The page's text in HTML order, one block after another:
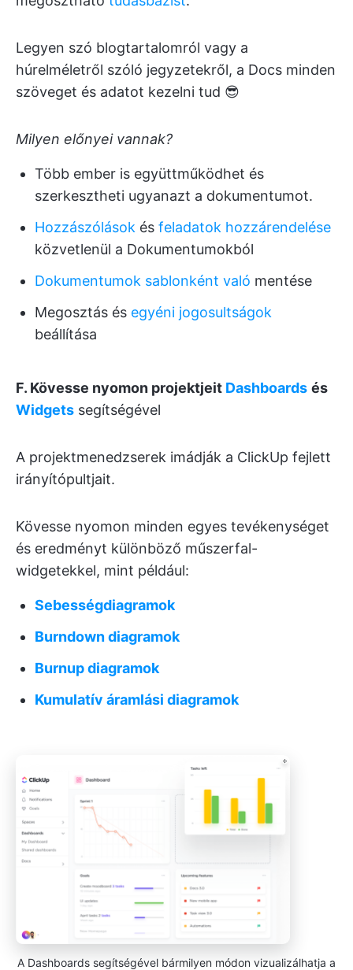
Legyen szó blogtartalomról vagy a
húrelméletről szóló jegyzetekről, a Docs minden
szöveget és adatot kezelni tud 😎
Milyen előnyei vannak?
Több ember is együttműködhet és
szerkesztheti ugyanazt a dokumentumot.
Hozzászólások és feladatok hozzárendelése
közvetlenül a Dokumentumokból
Dokumentumok sablonként való mentése
Megosztás és egyéni jogosultságok
beállítása
F. Kövesse nyomon projektjeit Dashboards és
Widgets segítségével
A projektmenedzserek imádják a ClickUp fejlett
irányítópultjait.
Kövesse nyomon minden egyes tevékenységet
és eredményt különböző műszerfal-
widgetekkel, mint például:
Sebességdiagramok
Burndown diagramok
Burnup diagramok
Kumulatív áramlási diagramok
A Dashboards segítségével bármilyen módon vizualizálhatja a